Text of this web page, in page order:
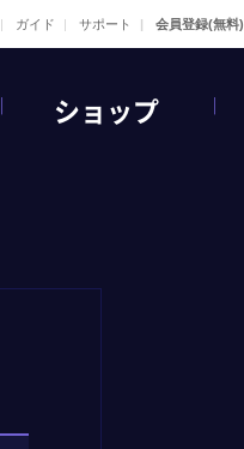
ガイド サポート 会員登録(無料)
ショップ